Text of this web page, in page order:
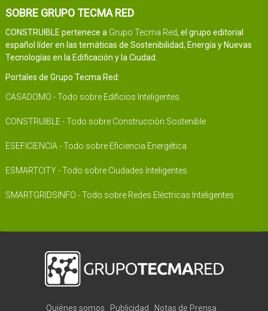
SOBRE GRUPO TECMA RED
CONSTRUIBLE pertenece a Grupo Tecma Red, el grupo editorial
español líder en las temáticas de Sostenibilidad, Energía y Nuevas
Tecnologías en la Edificación y la Ciudad.
Portales de Grupo Tecma Red:
CASADOMO - Todo sobre Edificios Inteligentes
CONSTRUIBLE - Todo sobre Construcción Sostenible
ESEFICIENCIA - Todo sobre Eficiencia Energética
ESMARTCITY - Todo sobre Ciudades Inteligentes
SMARTGRIDSINFO - Todo sobre Redes Eléctricas Inteligentes
Quiénes somos Publicidad Notas de Prensa